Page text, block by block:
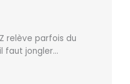
relève parfois du
faut jongler…